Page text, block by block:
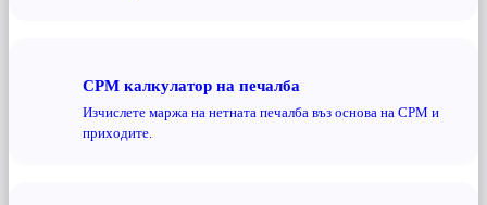
CPM калкулатор на печалба
Изчислете маржа на нетната печалба въз основа на CPM и
приходите.